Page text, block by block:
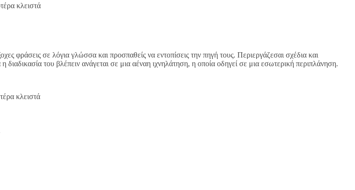
κλειστά
φράσεις σε λόγια γλώσσα και προσπαθείς να εντοπίσεις την πηγή τους. Περιεργάζεσαι σχέδια και
του βλέπειν ανάγεται σε μια αέναη ιχνηλάτηση, η οποία οδηγεί σε μια εσωτερική περιπλάνηση.
κλειστά